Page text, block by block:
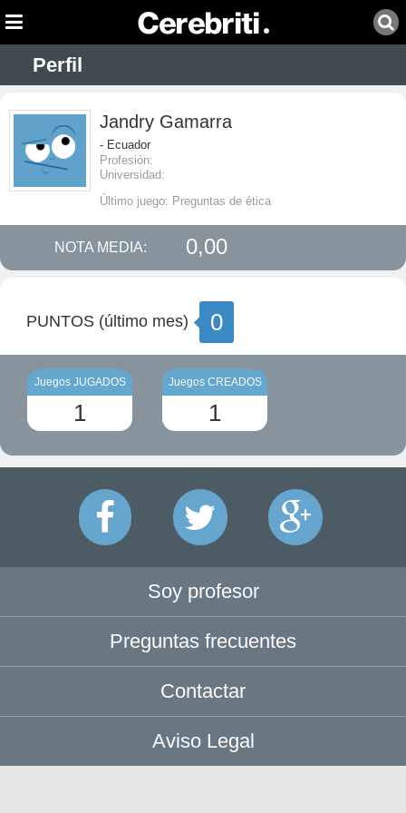
Perfil
Jandry Gamarra
- Ecuador
Profesión:
Universidad:
Último juego: Preguntas de ética
NOTA MEDIA: 0,00
PUNTOS (último mes) 0
Juegos JUGADOS
1
Juegos CREADOS
1
Soy profesor
Preguntas frecuentes
Contactar
Aviso Legal